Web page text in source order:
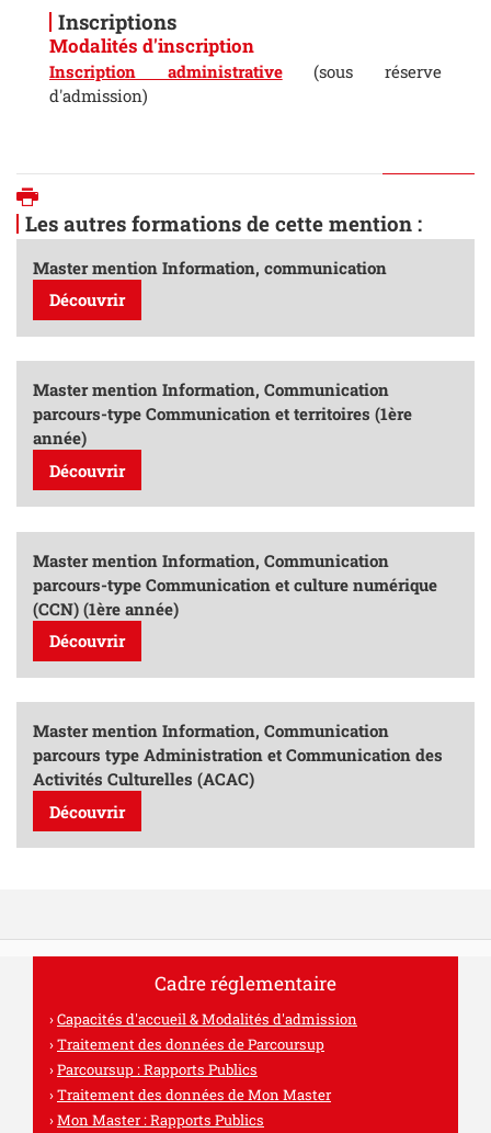
Inscriptions
Modalités d'inscription
Inscription administrative
(sous réserve
d'admission)
Les autres formations de cette mention :
Master mention Information, communication
Découvrir
Master mention Information, Communication
parcours-type Communication et territoires (1ère
année)
Découvrir
Master mention Information, Communication
parcours-type Communication et culture numérique
(CCN) (1ère année)
Découvrir
Master mention Information, Communication
parcours type Administration et Communication des
Activités Culturelles (ACAC)
Découvrir
Cadre réglementaire
Capacités d'accueil & Modalités d'admission
Traitement des données de Parcoursup
Parcoursup : Rapports Publics
Traitement des données de Mon Master
Mon Master : Rapports Publics